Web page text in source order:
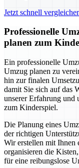
Jetzt schnell
Professionelle
planen zum
Ein professionelle
Umzug planen zu
hin zur finalen
damit Sie sich auf das
unserer Erfahrung
zum Kinderspiel.
Die Planung eines
der richtigen
Wir erstellen mit Ihnen
organisieren die
für eine reibungslose